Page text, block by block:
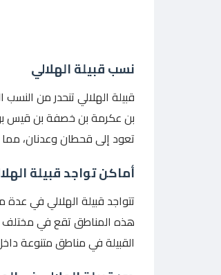
نسب قبيلة الهلالي
قبيلة الهلالي تنحدر من
بن عكرمة بن خصفة بن قيس بن
تعود إلى قحطان وعدنان، مما
أماكن تواجد قبيلة
تتواجد قبيلة الهلالي في
هذه المناطق تقع في مختلف
القبيلة في مناطق متنوعة